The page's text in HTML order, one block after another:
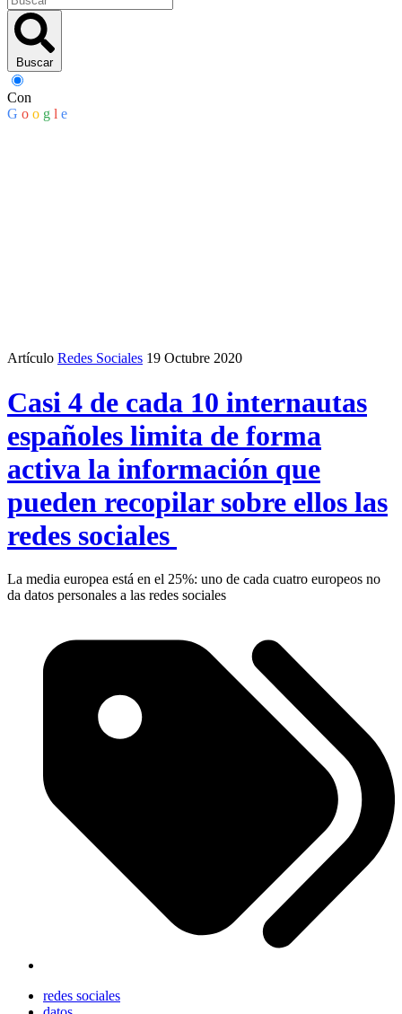
Buscar
Con
G o o g l e
Artículo Redes Sociales 19 Octubre 2020
Casi 4 de cada 10 internautas
españoles limita de forma
activa la información que
pueden recopilar sobre ellos las
redes sociales
La media europea está en el 25%: uno de cada cuatro europeos no
da datos personales a las redes sociales
redes sociales